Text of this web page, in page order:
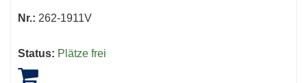
Nr.: 262-1911V
Status: Plätze frei